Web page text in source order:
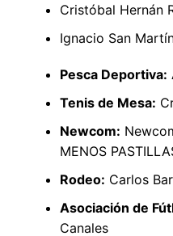
Cristóbal Hernán
Ignacio San
Pesca Deportiva:
Tenis de Mesa:
Newcom:
MENOS
Rodeo: Carlos
Asociación de
Canales